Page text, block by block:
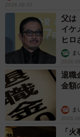
2026.08.07
父は
イケ
ヒロ
ま
退職
金額
ま
「